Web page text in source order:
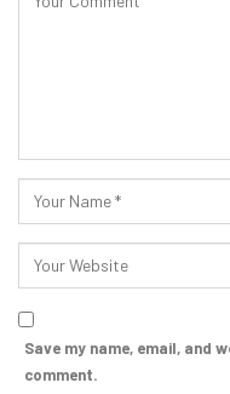
Save my name, email, and
comment.